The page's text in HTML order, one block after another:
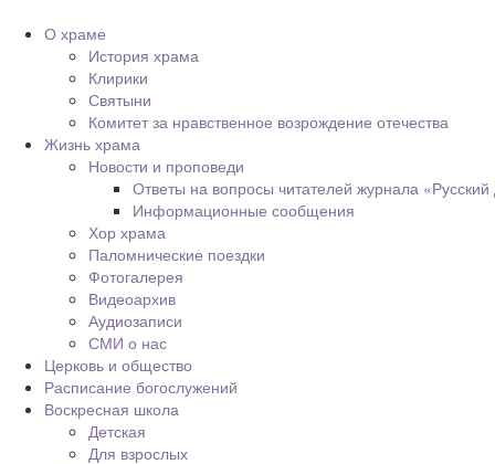
О храме
История храма
Клирики
Святыни
Комитет за нравственное возрождение отечества
Жизнь храма
Новости и проповеди
Ответы на вопросы читателей журнала
Информационные сообщения
Хор храма
Паломнические поездки
Фотогалерея
Видеоархив
Аудиозаписи
СМИ о нас
Церковь и общество
Расписание богослужений
Воскресная школа
Детская
Для взрослых